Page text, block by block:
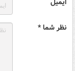
نظر شما *